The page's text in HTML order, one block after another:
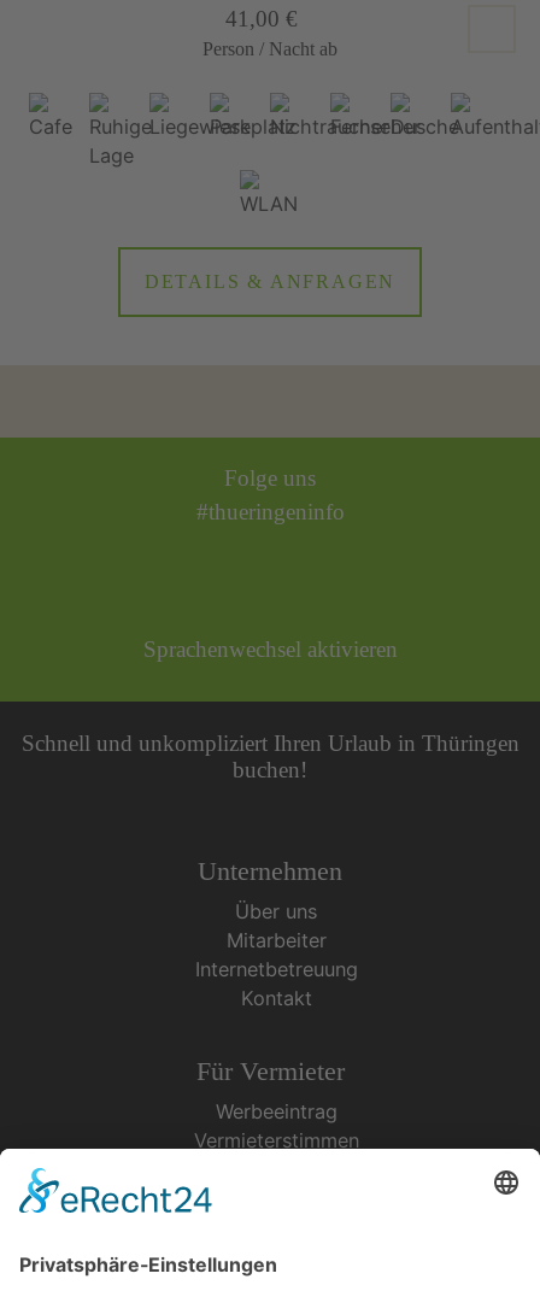
41,00 €
Person / Nacht ab
DETAILS & ANFRAGEN
Folge uns
#thueringeninfo
Sprachenwechsel aktivieren
Schnell und unkompliziert Ihren Urlaub in Thüringen
buchen!
Unternehmen
Über uns
Mitarbeiter
Internetbetreuung
Kontakt
Für Vermieter
Werbeeintrag
Vermieterstimmen
Urlaubsservice